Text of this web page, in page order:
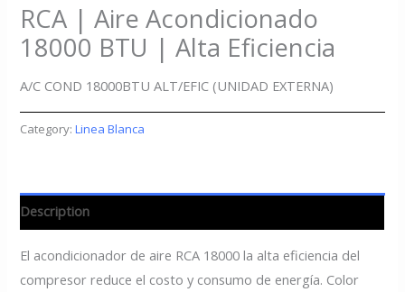
RCA | Aire Acondicionado
18000 BTU | Alta Eficiencia
A/C COND 18000BTU ALT/EFIC (UNIDAD EXTERNA)
Category:Linea Blanca
Description
El acondicionador de aire RCA 18000 la alta eficiencia del
compresor reduce el costo y consumo de energía. Color